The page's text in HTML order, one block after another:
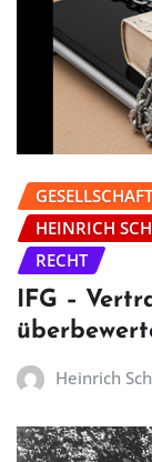
GESELLSCHAFT
HEINRICH
RECHT
IFG –
Heinrich